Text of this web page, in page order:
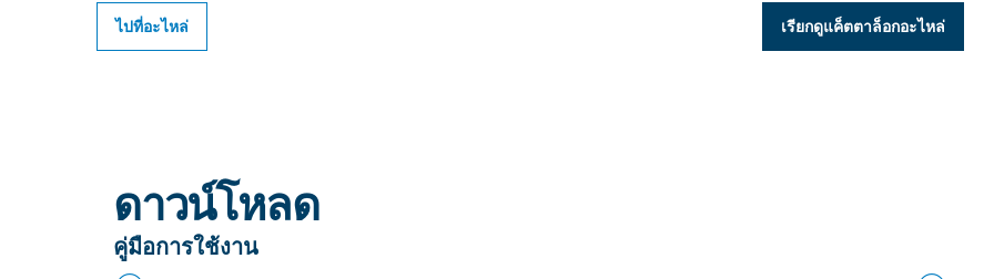
ไปที่อะไหล่ เรียกดูแค็ตตาล็อกอะไหล่
ดาวน์โหลด
คู่มือการใช้งาน